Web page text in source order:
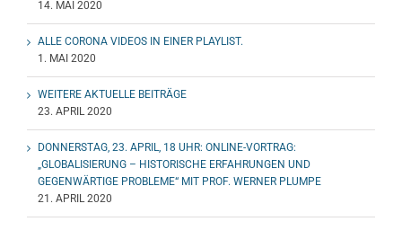
14. MAI 2020
ALLE CORONA VIDEOS IN EINER PLAYLIST.
1. MAI 2020
WEITERE AKTUELLE BEITRÄGE
23. APRIL 2020
DONNERSTAG, 23. APRIL, 18 UHR: ONLINE-VORTRAG:
„GLOBALISIERUNG – HISTORISCHE ERFAHRUNGEN UND
GEGENWÄRTIGE PROBLEME“ MIT PROF. WERNER PLUMPE
21. APRIL 2020